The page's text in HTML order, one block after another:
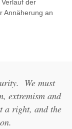
der
Annäherung an
We must
extremism and
a right, and the